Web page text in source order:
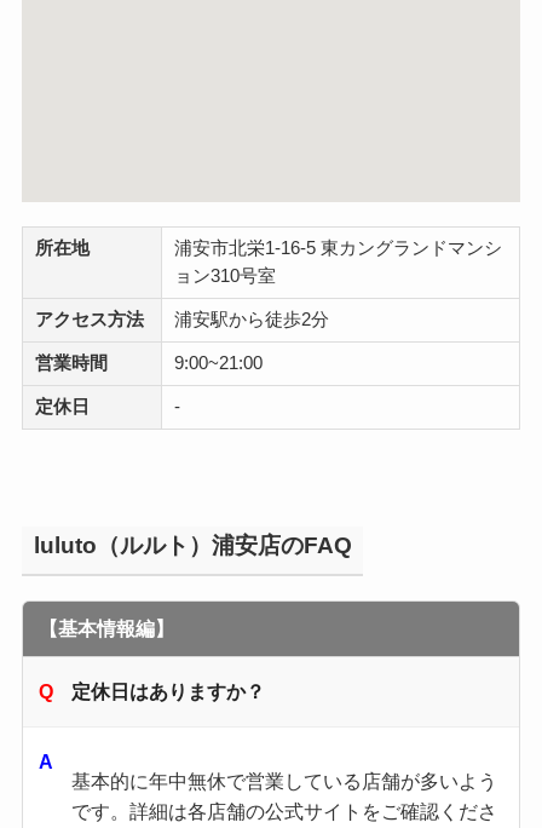
所在地
浦安市北栄1-16-5 東カングランドマンシ
ョン310号室
アクセス方法 浦安駅から徒歩2分
営業時間 9:00~21:00
定休日 -
luluto（ルルト）浦安店のFAQ
【基本情報編】
定休日はありますか？
基本的に年中無休で営業している店舗が多いよう
です。​詳細は各店舗の公式サイトをご確認くださ